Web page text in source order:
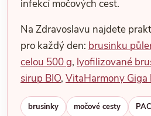
infekcí močových cest.
Na Zdravoslavu najdete
pro každý den: brusinku
celou 500 g, lyofilizované
sirup BIO, VitaHarmony Giga
brusinky močové cesty